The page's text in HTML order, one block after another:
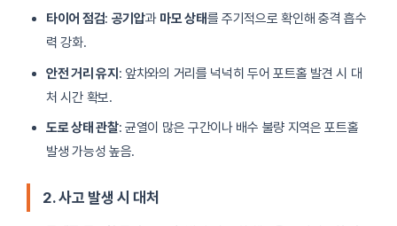
타이어 점검: 공기압과 마모 상태를 주기적으로 확인해 충격 흡수
력 강화.
안전 거리 유지 : 앞차와의 거리를 넉넉히 두어 포트홀 발견 시 대
처 시간 확보.
도로 상태 관찰: 균열이 많은 구간이나 배수 불량 지역은 포트홀
발생 가능성 높음.
2. 사고 발생 시 대처